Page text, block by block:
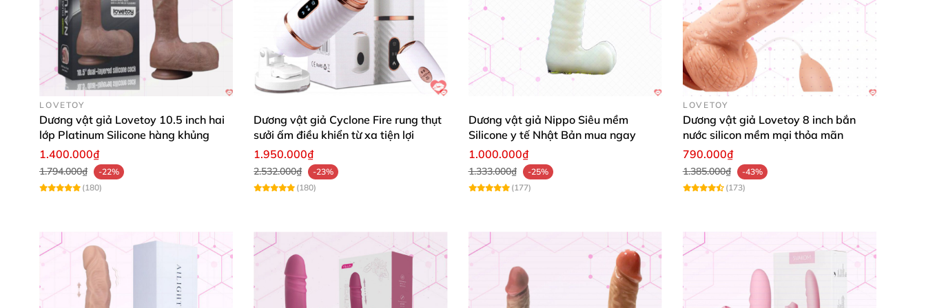
LOVETOY
Dương vật giả Lovetoy 10.5 inch hai
lớp Platinum Silicone hàng khủng
1.400.000₫
1.794.000₫
-22%
(180)
Dương vật giả Cyclone Fire rung thụt
sưởi ấm điều khiển từ xa tiện lợi
1.950.000₫
2.532.000₫
-23%
(180)
Dương vật giả Nippo Siêu mềm
Silicone y tế Nhật Bản mua ngay
1.000.000₫
1.333.000₫
-25%
(177)
LOVETOY
Dương vật giả Lovetoy 8 inch bắn
nước silicon mềm mại thỏa mãn
790.000₫
1.385.000₫
-43%
(173)